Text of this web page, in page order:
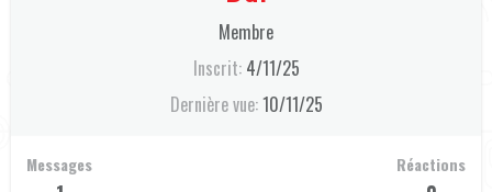
Membre
Inscrit 4/11/25
Dernière vue 10/11/25
Messages Réactions